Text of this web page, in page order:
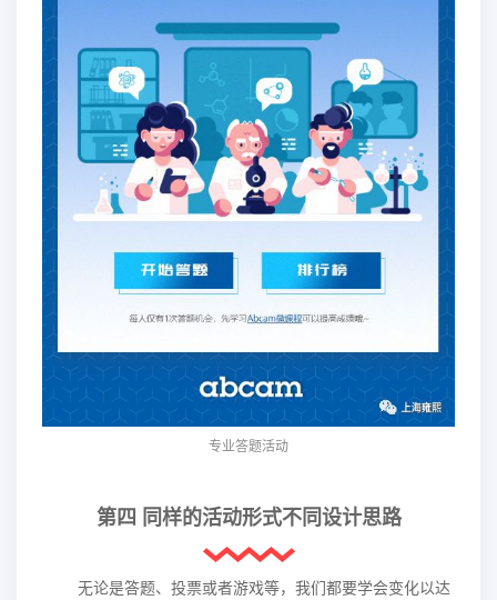
专业答题活动
第四 同样的活动形式不同设计思路
无论是答题、投票或者游戏等，我们都要学会变化以达